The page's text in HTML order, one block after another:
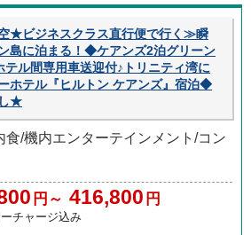
★ビジネスクラス直行便で行く≫瞬
島に泊まる！◆ケアンズ2泊グリーン
ル間専用車送迎付♪トリニティ湾に
ホテル『ヒルトン ケアンズ』宿泊◆
★
食/機内エンターテインメント/コン
円～ 416,800 円
チャージ込み